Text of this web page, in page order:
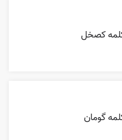
کصخل
گومان